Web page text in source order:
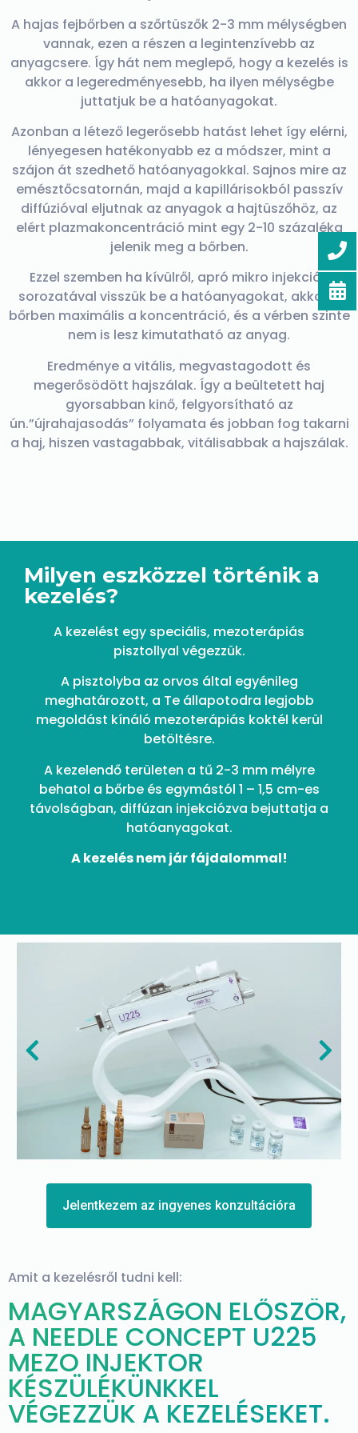
A hajas fejbőrben a szőrtüszők 2-3 mm mélységben
vannak, ezen a részen a legintenzívebb az
anyagcsere. Így hát nem meglepő, hogy a kezelés is
akkor a legeredményesebb, ha ilyen mélységbe
juttatjuk be a hatóanyagokat.
Azonban a létező legerősebb hatást lehet így elérni,
lényegesen hatékonyabb ez a módszer, mint a
szájon át szedhető hatóanyagokkal. Sajnos mire az
emésztőcsatornán, majd a kapillárisokból passzív
diffúzióval eljutnak az anyagok a hajtüszőhöz, az
elért plazmakoncentráció mint egy 2-10 százaléka
jelenik meg a bőrben.
Ezzel szemben ha kívülről, apró mikro injekciók
sorozatával visszük be a hatóanyagokat, akkor a
bőrben maximális a koncentráció, és a vérben szinte
nem is lesz kimutatható az anyag.
Eredménye a vitális, megvastagodott és
megerősödött hajszálak. Így a beültetett haj
gyorsabban kinő, felgyorsítható az
ún.”újrahajasodás” folyamata és jobban fog takarni
a haj, hiszen vastagabbak, vitálisabbak a hajszálak.
Milyen eszközzel történik a
kezelés?
A kezelést egy speciális, mezoterápiás
pisztollyal végezzük.
A pisztolyba az orvos által egyénileg
meghatározott, a Te állapotodra legjobb
megoldást kínáló mezoterápiás koktél kerül
betöltésre.
A kezelendő területen a tű 2-3 mm mélyre
behatol a bőrbe és egymástól 1 – 1,5 cm-es
távolságban, diffúzan injekciózva bejuttatja a
hatóanyagokat.
A kezelés nem jár fájdalommal!
Jelentkezem az ingyenes konzultációra
Amit a kezelésről tudni kell:
MAGYARSZÁGON ELŐSZÖR,
A NEEDLE CONCEPT U225
MEZO INJEKTOR
KÉSZÜLÉKÜNKKEL
VÉGEZZÜK A KEZELÉSEKET.